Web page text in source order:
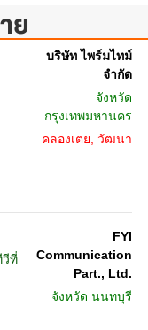
ย
บริษัท ไพร์มไทม์
จำกัด
จังหวัด
กรุงเทพมหานคร
คลองเตย, วัฒนา
วีที่
FYI
Communication
Part., Ltd.
จังหวัด นนทบุรี